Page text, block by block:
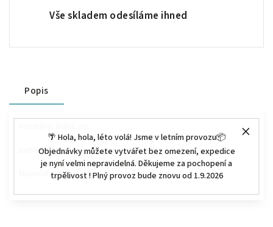
🌴 Hola, hola, léto volá! Jsme v letním provozu📦
Objednávky můžete vytvářet bez omezení, expedice
je nyní velmi nepravidelná. Děkujeme za pochopení a
trpělivost ! Plný provoz bude znovu od 1.9.2026
Vše skladem odesíláme ihned
Popis
Barva: růžová
Materiál:Polyresin